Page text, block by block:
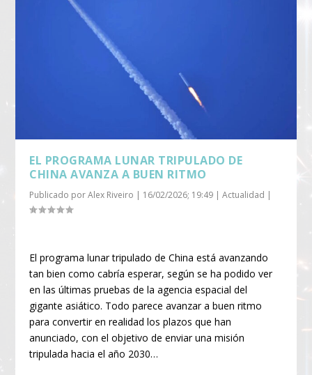
EL PROGRAMA LUNAR TRIPULADO DE
CHINA AVANZA A BUEN RITMO
Publicado porAlex Riveiro | 16/02/2026; 19:49 |Actualidad |
El programa lunar tripulado de China está avanzando
tan bien como cabría esperar, según se ha podido ver
en las últimas pruebas de la agencia espacial del
gigante asiático. Todo parece avanzar a buen ritmo
para convertir en realidad los plazos que han
anunciado, con el objetivo de enviar una misión
tripulada hacia el año 2030…